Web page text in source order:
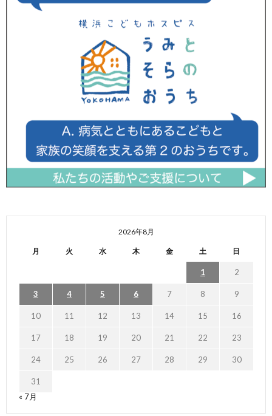
2026年8月
月 火 水 木 金 土 日
1 2
3 4 5 6 7 8 9
10 11 12 13 14 15 16
17 18 19 20 21 22 23
24 25 26 27 28 29 30
31
« 7月